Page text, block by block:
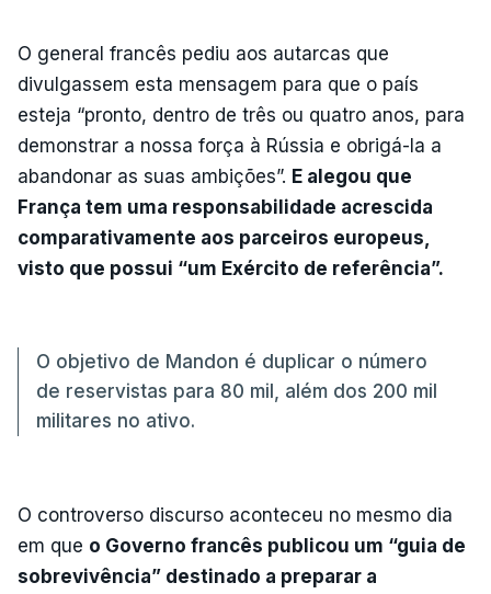
O general francês pediu aos autarcas que
divulgassem esta mensagem para que o país
esteja “pronto, dentro de três ou quatro anos, para
demonstrar a nossa força à Rússia e obrigá-la a
abandonar as suas ambições”. E alegou que
França tem uma responsabilidade acrescida
comparativamente aos parceiros europeus,
visto que possui “um Exército de referência”.
O objetivo de Mandon é duplicar o número
de reservistas para 80 mil, além dos 200 mil
militares no ativo.
O controverso discurso aconteceu no mesmo dia
em que o Governo francês publicou um “guia de
sobrevivência” destinado a preparar a